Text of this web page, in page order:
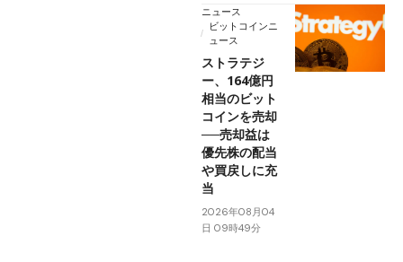
ニュース
ビットコインニ
ュース
ストラテジ
ー、164億円
相当のビット
コインを売却
──売却益は
優先株の配当
や買戻しに充
当
2026年08月04
日 09時49分